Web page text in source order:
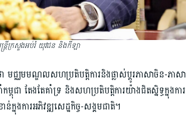
រ្តីក្រសួងអប់រំ យុវជន និងកីឡា
ជ្ឈមមណ្ឌលសហប្រតិបត្តិការនិងផ្លាស់ប្តូរភាសាចិន-ភាសា
ជា តែងតែគាំទ្រ និងសហប្រតិបត្តិការយ៉ាងជិតស្និទ្ធក្នុងការ
នុងការអភិវឌ្ឍសេដ្ឋកិច្ច-សង្គមជាតិ។